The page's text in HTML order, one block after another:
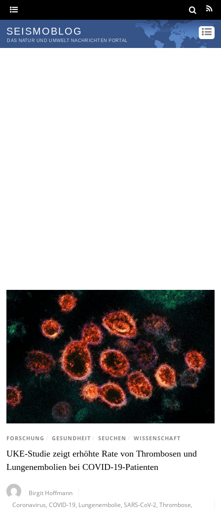
SEISMOBLOG
DAS NATUR UND UMWELT NACHRICHTEN PORTAL
FORSCHUNG / GESUNDHEIT / SEUCHEN / WISSENSCHAFT
UKE-Studie zeigt erhöhte Rate von Thrombosen und
Lungenembolien bei COVID-19-Patienten
Birgit Hoffmann
Coronavirus ,COVID-19 Lungenembolie ,SARS-CoV-2 ,Thrombose